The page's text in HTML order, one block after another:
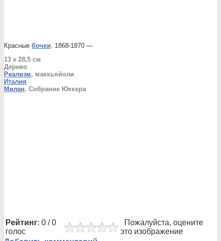
Красные бочки. 1868-1870 —
13 x 28,5 см
Дерево
Реализм, маккьяйоли
Италия
Милан. Собрание Юккера
Рейтинг: 0 / 0
голос
Пожалуйста, оцените
это изображение